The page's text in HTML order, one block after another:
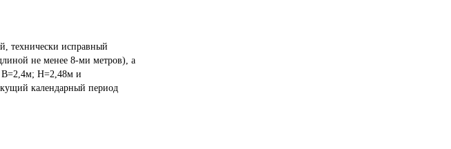
технически исправный
не менее 8-ми метров), а
В=2,4м; Н=2,48м и
календарный период